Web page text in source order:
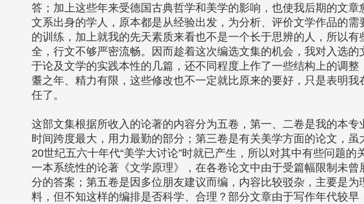
答；加上这些年来受德国古典哲学和美学的影响，也使我后期的文
文系出身的学人，原本都是从经验出发，为分析、评价文学作品的
的训练，加上就我的先天素质来看也不是一个长于思辨的人，所以
全，行文不够严密流畅。因而趁着这次编选文集的机会，我对入选
于论及文学的实践本性的几篇，还不同程度上作了一些结构上的调
耋之年、精力有限，这些修改也不一定就比原来的要好，只是表明
任了。
这部文集根据所收入的论著的内容分为五卷，第一、二卷是我的本
时间跨度最大，用力最勤的部分；第三卷是有关美学方面的论文，
20世纪五六十年代“美学大讨论”时就已产生，所以对其中有些问题
一本系统性的论著《文学原理》，在各卷论文中由于受篇幅限制未
分的答案；第五卷是因多位朋友建议而编，内容比较驳杂，主要是
料，但不知这样的编排是否科学、合理？部分文章由于写作年代较